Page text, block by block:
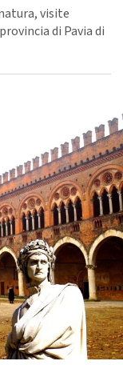
visite
di Pavia di